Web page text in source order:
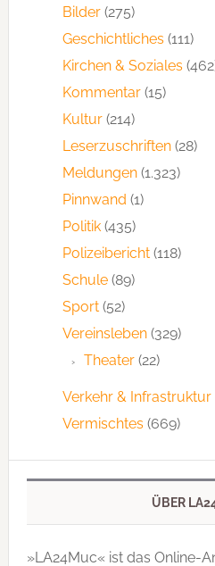
Bilder(275)
Geschichtliches (111)
Kirchen & Soziales
Kommentar(15)
Kultur(214)
Leserzuschriften(28)
Meldungen(1.323)
Pinnwand (1)
Politik(435)
Polizeibericht(118)
Schule(89)
Sport(52)
Vereinsleben(329)
Theater(22)
Verkehr & Infrastruktur
Vermischtes (669)
ÜBER
»LA24Muc« ist das Online-